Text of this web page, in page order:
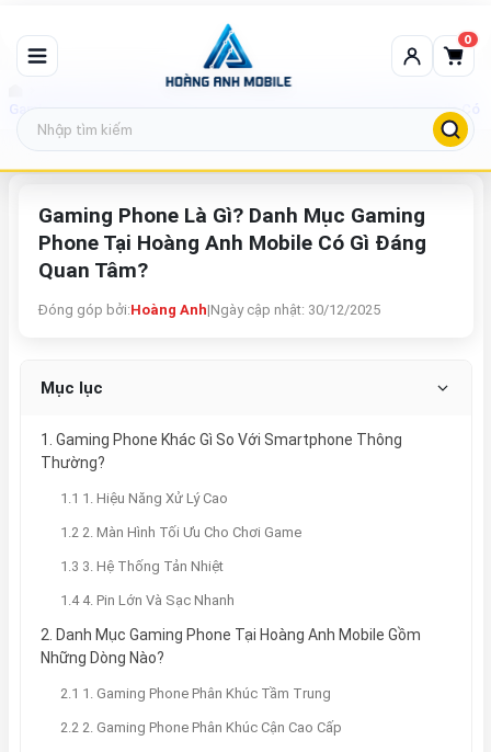
0
Gaming Phone Là Gì? Danh Mục Gaming Phone Tại Hoàng Anh Mobile Có
Gaming Phone Là Gì? Danh Mục Gaming
Phone Tại Hoàng Anh Mobile Có Gì Đáng
Quan Tâm?
Đóng góp bởi:Hoàng Anh|Ngày cập nhật: 30/12/2025
Mục lục
1. Gaming Phone Khác Gì So Với Smartphone Thông
Thường?
1.1 1. Hiệu Năng Xử Lý Cao
1.2 2. Màn Hình Tối Ưu Cho Chơi Game
1.3 3. Hệ Thống Tản Nhiệt
1.4 4. Pin Lớn Và Sạc Nhanh
2. Danh Mục Gaming Phone Tại Hoàng Anh Mobile Gồm
Những Dòng Nào?
2.1 1. Gaming Phone Phân Khúc Tầm Trung
2.2 2. Gaming Phone Phân Khúc Cận Cao Cấp